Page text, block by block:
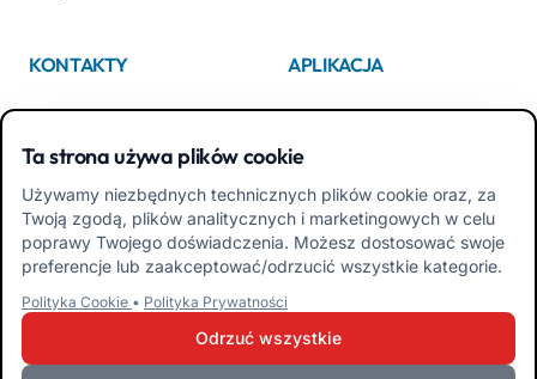
KONTAKTY
Kim jesteśmy
Contattaci
Tel +39 02 84152514
APLIKACJA
App Store
Google Play
Pobierz APK Aplikacja dla
Rodzin
Pobierz APK Aplikacja dla
Ta strona używa plików cookie
Używamy niezbędnych technicznych plików cookie oraz, za
Twoją zgodą, plików analitycznych i marketingowych w celu
poprawy Twojego doświadczenia. Możesz dostosować swoje
preferencje lub zaakceptować/odrzucić wszystkie kategorie.
Polityka Cookie • Polityka Prywatności
Odrzuć wszystkie